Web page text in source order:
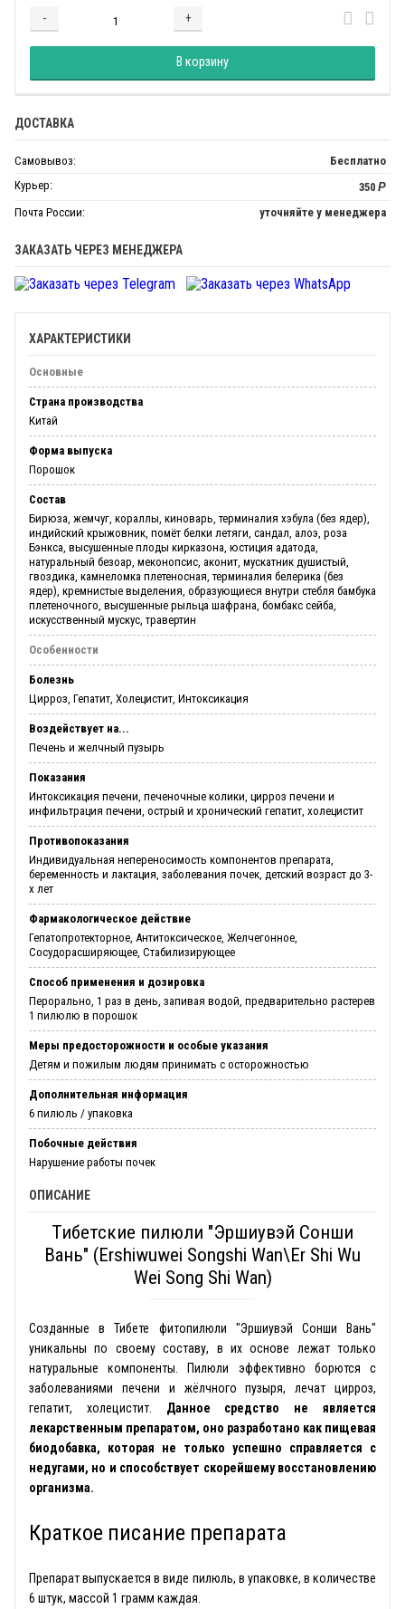
- +
Добавляется...
В корзину
Добавлен
ДОСТАВКА
Самовывоз:
Бесплатно
Курьер:
350 Р
Почта России:
уточняйте у менеджера
ЗАКАЗАТЬ ЧЕРЕЗ МЕНЕДЖЕРА
ХАРАКТЕРИСТИКИ
Основные
Страна производства
Китай
Форма выпуска
Порошок
Состав
Бирюза, жемчуг, кораллы, киноварь, терминалия хэбула (без ядер),
индийский крыжовник, помёт белки летяги, сандал, алоэ, роза
Бэнкса, высушенные плоды кирказона, юстиция адатода,
натуральный безоар, меконопсис, аконит, мускатник душистый,
гвоздика, камнеломка плетеносная, терминалия белерика (без
ядер), кремнистые выделения, образующиеся внутри стебля бамбука
плетеночного, высушенные рыльца шафрана, бомбакс сейба,
искусственный мускус, травертин
Особенности
Болезнь
Цирроз, Гепатит, Холецистит, Интоксикация
Воздействует на...
Печень и желчный пузырь
Показания
Интоксикация печени, печеночные колики, цирроз печени и
инфильтрация печени, острый и хронический гепатит, холецистит
Противопоказания
Индивидуальная непереносимость компонентов препарата,
беременность и лактация, заболевания почек, детский возраст до 3-
х лет
Фармакологическое действие
Гепатопротекторное, Антитоксическое, Желчегонное,
Сосудорасширяющее, Стабилизирующее
Способ применения и дозировка
Перорально, 1 раз в день, запивая водой, предварительно растерев
1 пилюлю в порошок
Меры предосторожности и особые указания
Детям и пожилым людям принимать с осторожностью
Дополнительная информация
6 пилюль / упаковка
Побочные действия
Нарушение работы почек
ОПИСАНИЕ
Тибетские пилюли "Эршиувэй Сoнши
Вань" (Ershiwuwei Songshi Wan\Er Shi Wu
Wei Song Shi Wan)
Созданные в Тибете фитопилюли "Эршиувэй Сонши Вань"
уникальны по своему составу, в их основе лежат только
натуральные компоненты. Пилюли эффективно борются с
заболеваниями печени и жёлчного пузыря, лечат цирроз,
гепатит, холецистит. Данное средство не является
лекарственным препаратом, оно разработано как пищевая
биодобавка, которая не только успешно справляется с
недугами, но и способствует скорейшему восстановлению
организма.
Краткое писание препарата
Препарат выпускается в виде пилюль, в упаковке, в количестве
6 штук, массой 1 грамм каждая.